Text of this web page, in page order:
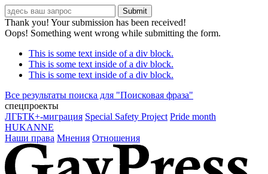
Thank you! Your submission has been received!
Oops! Something went wrong while submitting the form.
This is some text inside of a div block.
This is some text inside of a div block.
This is some text inside of a div block.
Все результаты поиска для "Поисковая фраза"
спецпроекты
ЛГБТК+-миграция Special Safety Project Pride month
HUKANNE
Наши права Мнения Отношения